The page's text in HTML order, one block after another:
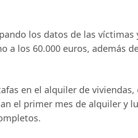
los datos de las
los 60.000 euros, además
en el alquiler de
el primer mes de alquiler y